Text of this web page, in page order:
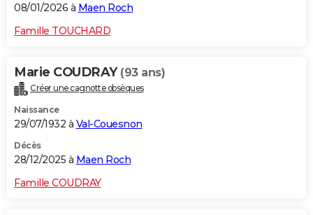
08/01/2026 à Maen Roch
Famille TOUCHARD
Marie COUDRAY (93 ans)
Créer une cagnotte obsèques
Naissance
29/07/1932 à Val-Couesnon
Décès
28/12/2025 à Maen Roch
Famille COUDRAY